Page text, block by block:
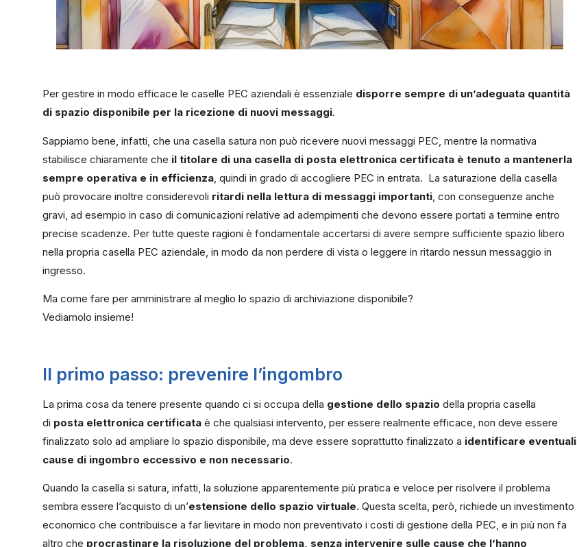
Per gestire in modo efficace le caselle PEC aziendali è essenziale disporre sempre di un’adeguata quantità
di spazio disponibile per la ricezione di nuovi messaggi.
Sappiamo bene, infatti, che una casella satura non può ricevere nuovi messaggi PEC, mentre la normativa
stabilisce chiaramente che il titolare di una casella di posta elettronica certificata è tenuto a mantenerla
sempre operativa e in efficienza , quindi in grado di accogliere PEC in entrata. La saturazione della casella
può provocare inoltre considerevoli ritardi nella lettura di messaggi importanti , con conseguenze anche
gravi, ad esempio in caso di comunicazioni relative ad adempimenti che devono essere portati a termine entro
precise scadenze. Per tutte queste ragioni è fondamentale accertarsi di avere sempre sufficiente spazio libero
nella propria casella PEC aziendale, in modo da non perdere di vista o leggere in ritardo nessun messaggio in
ingresso.
Ma come fare per amministrare al meglio lo spazio di archiviazione disponibile?
Vediamolo insieme!
Il primo passo: prevenire l’ingombro
La prima cosa da tenere presente quando ci si occupa della gestione dello spazio della propria casella
di posta elettronica certificata è che qualsiasi intervento, per essere realmente efficace, non deve essere
finalizzato solo ad ampliare lo spazio disponibile, ma deve essere soprattutto finalizzato a identificare eventuali
cause di ingombro eccessivo e non necessario.
Quando la casella si satura, infatti, la soluzione apparentemente più pratica e veloce per risolvere il problema
sembra essere l’acquisto di un’estensione dello spazio virtuale. Questa scelta, però, richiede un investimento
economico che contribuisce a far lievitare in modo non preventivato i costi di gestione della PEC, e in più non fa
altro che procrastinare la risoluzione del problema, senza intervenire sulle cause che l’hanno